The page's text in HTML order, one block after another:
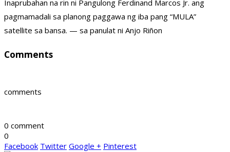
Inaprubahan na rin ni Pangulong Ferdinand Marcos Jr. ang
pagmamadali sa planong paggawa ng iba pang “MULA”
satellite sa bansa. — sa panulat ni Anjo Riñon
Comments
comments
0 comment
0
Facebook Twitter Google + Pinterest